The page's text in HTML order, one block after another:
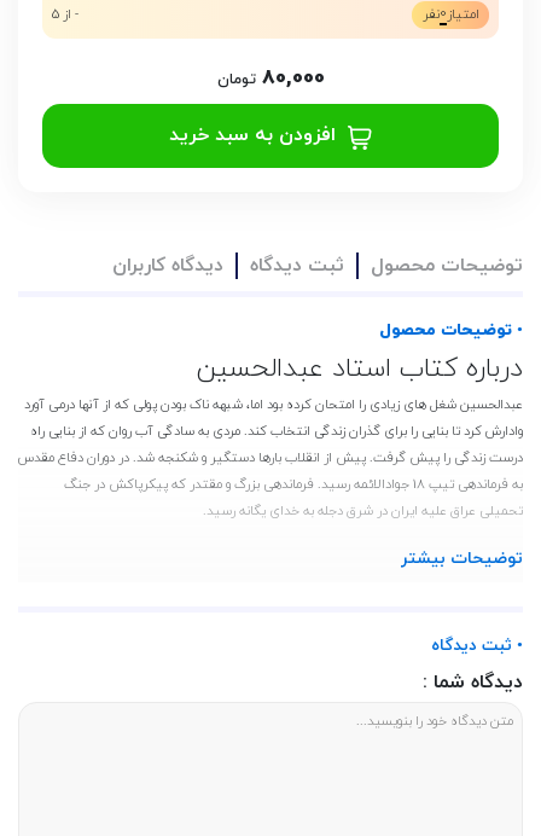
امتیاز0نفر - از 5
80,000 تومان
افزودن به سبد خرید
توضیحات محصول ثبت دیدگاه دیدگاه کاربران
• توضیحات محصول
درباره کتاب استاد عبدالحسین
عبدالحسین شغل های زیادی را امتحان کرده بود اما، شبهه ناک بودن پولی که از آنها درمی آورد
وادارش کرد تا بنایی را برای گذران زندگی انتخاب کند. مردی به سادگی آب روان که از بنایی راه
درست زندگی را پیش گرفت. پیش از انقلاب بارها دستگیر و شکنجه شد. در دوران دفاع مقدس
به فرماندهی تیپ 18 جوادالائمه رسید. فرماندهی بزرگ و مقتدر که پیکرپاکش در جنگ
تحمیلی عراق علیه ایران در شرق دجله به خدای یگانه رسید.
توضیحات بیشتر
• ثبت دیدگاه
دیدگاه شما :